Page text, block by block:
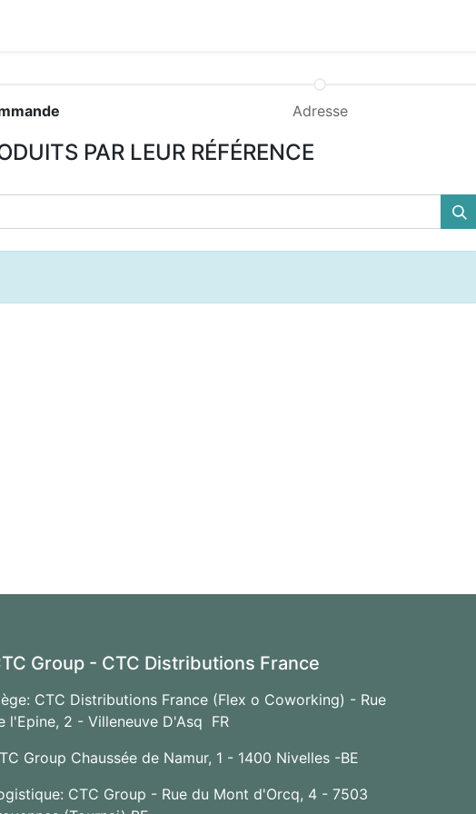
Adresse
PAR LEUR RÉFÉRENCE
Group - CTC Distributions France
CTC Distributions France (Flex o Coworking) - Rue
l'Epine, 2 - Villeneuve D'Asq FR
Group Chaussée de Namur, 1 - 1400 Nivelles -BE
CTC Group - Rue du Mont d'Orcq, 4 - 7503